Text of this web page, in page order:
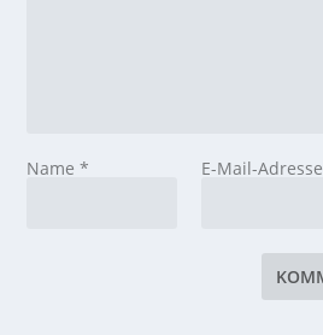
Name* E-Mail-Adresse